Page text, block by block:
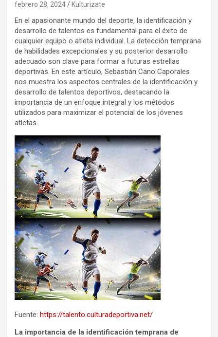
febrero 28, 2024 Kulturizate
En el apasionante mundo del deporte, la identificación y
desarrollo de talentos es fundamental para el éxito de
cualquier equipo o atleta individual. La detección temprana
de habilidades excepcionales y su posterior desarrollo
adecuado son clave para formar a futuras estrellas
deportivas. En este artículo, Sebastián Cano Caporales
nos muestra los aspectos centrales de la identificación y
desarrollo de talentos deportivos, destacando la
importancia de un enfoque integral y los métodos
utilizados para maximizar el potencial de los jóvenes
atletas.
Fuente: https://talento.culturadeportiva.net/
La importancia de la identificación temprana de